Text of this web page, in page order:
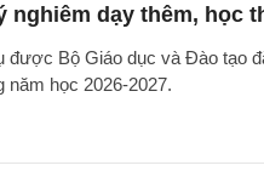
nghiêm dạy thêm, học
Bộ Giáo dục và Đào tạo
năm học 2026-2027.